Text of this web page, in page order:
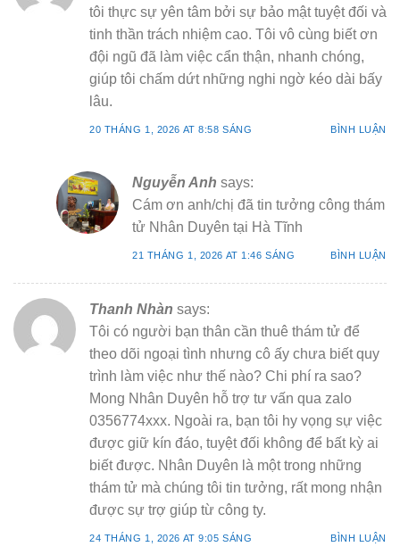
tôi thực sự yên tâm bởi sự bảo mật tuyệt đối và
tinh thần trách nhiệm cao. Tôi vô cùng biết ơn
đội ngũ đã làm việc cẩn thận, nhanh chóng,
giúp tôi chấm dứt những nghi ngờ kéo dài bấy
lâu.
20 THÁNG 1, 2026 AT 8:58 SÁNG BÌNH LUẬN
Nguyễn Anh says:
Cám ơn anh/chị đã tin tưởng công thám
tử Nhân Duyên tại Hà Tĩnh
21 THÁNG 1, 2026 AT 1:46 SÁNG BÌNH LUẬN
Thanh Nhàn says:
Tôi có người bạn thân cần thuê thám tử để
theo dõi ngoại tình nhưng cô ấy chưa biết quy
trình làm việc như thế nào? Chi phí ra sao?
Mong Nhân Duyên hỗ trợ tư vấn qua zalo
0356774xxx. Ngoài ra, bạn tôi hy vọng sự việc
được giữ kín đáo, tuyệt đối không để bất kỳ ai
biết được. Nhân Duyên là một trong những
thám tử mà chúng tôi tin tưởng, rất mong nhận
được sự trợ giúp từ công ty.
24 THÁNG 1, 2026 AT 9:05 SÁNG BÌNH LUẬN